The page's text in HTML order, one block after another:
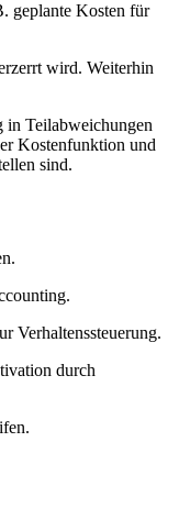
geplante Kosten für
wird. Weiterhin
in Teilabweichungen
Kostenfunktion und
sind.
Verhaltenssteuerung.
durch